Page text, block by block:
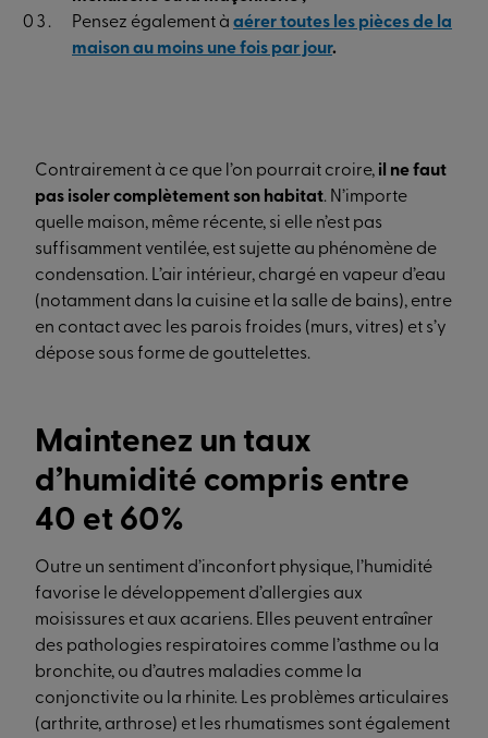
Pensez également à aérer toutes les pièces de la
maison au moins une fois par jour.
Contrairement à ce que l’on pourrait croire, il ne faut
pas isoler complètement son habitat. N’importe
quelle maison, même récente, si elle n’est pas
suffisamment ventilée, est sujette au phénomène de
condensation. L’air intérieur, chargé en vapeur d’eau
(notamment dans la cuisine et la salle de bains), entre
en contact avec les parois froides (murs, vitres) et s’y
dépose sous forme de gouttelettes.
Maintenez un taux
d’humidité compris entre
40 et 60%
Outre un sentiment d’inconfort physique, l’humidité
favorise le développement d’allergies aux
moisissures et aux acariens. Elles peuvent entraîner
des pathologies respiratoires comme l’asthme ou la
bronchite, ou d’autres maladies comme la
conjonctivite ou la rhinite. Les problèmes articulaires
(arthrite, arthrose) et les rhumatismes sont également